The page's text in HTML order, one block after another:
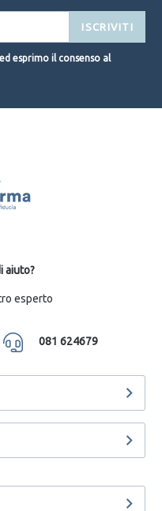
ISCRIVITI
esprimo il consenso al
aiuto?
esperto
081 624679